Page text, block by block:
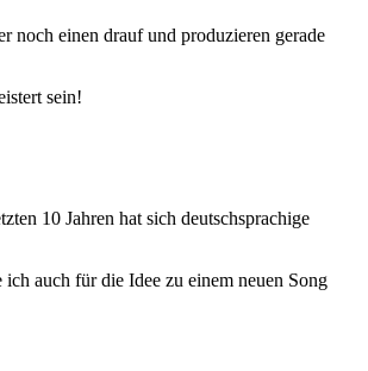
noch einen drauf und pro­du­zie­ren gera­de
sein!
10 Jah­ren hat sich deutsch­spra­chi­ge
auch für die Idee zu einem neu­en Song